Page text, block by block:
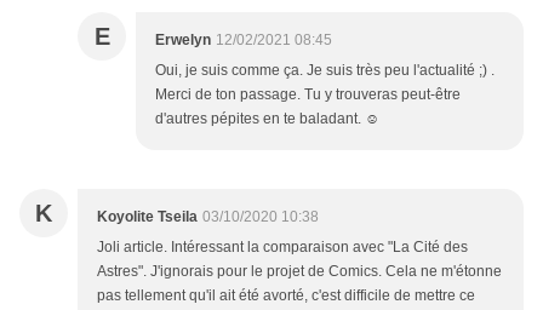
E Erwelyn 12/02/2021 08:45
Oui, je suis comme ça. Je suis très peu l'actualité ;) .
Merci de ton passage. Tu y trouveras peut-être
d'autres pépites en te baladant. ☺
K Koyolite Tseila 03/10/2020 10:38
Joli article. Intéressant la comparaison avec "La Cité des
Astres". J'ignorais pour le projet de Comics. Cela ne m'étonne
pas tellement qu'il ait été avorté, c'est difficile de mettre ce